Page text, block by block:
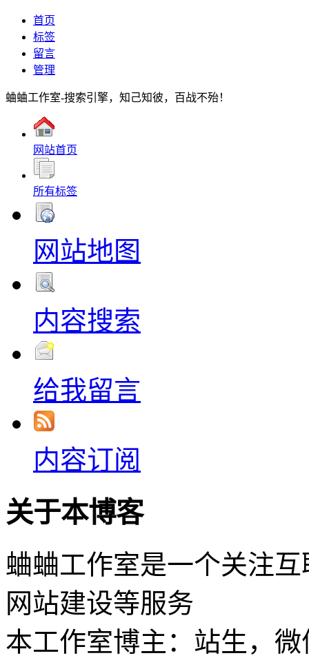
首页
标签
留言
管理
蛐蛐工作室-搜索引擎，知己知彼，百战不殆！
网站首页
所有标签
网站地图
内容搜索
给我留言
内容订阅
关于本博客
蛐蛐工作室是一个关注
网站建设等服务
本工作室博主：站生，微